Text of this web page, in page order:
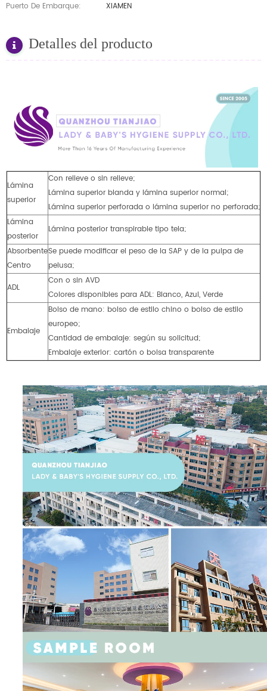
Puerto De Embarque:
XIAMEN
Detalles del producto
Lámina
superior
Con relieve o sin relieve;
Lámina superior blanda y lámina superior normal;
Lámina superior perforada o lámina superior no perforada;
Lámina
posterior
Lámina posterior transpirable tipo tela;
Absorbente
Centro
Se puede modificar el peso de la SAP y de la pulpa de
pelusa;
ADL
Con o sin AVD
Colores disponibles para ADL: Blanco, Azul, Verde
Embalaje
Bolso de mano: bolso de estilo chino o bolso de estilo
europeo;
Cantidad de embalaje: según su solicitud;
Embalaje exterior: cartón o bolsa transparente